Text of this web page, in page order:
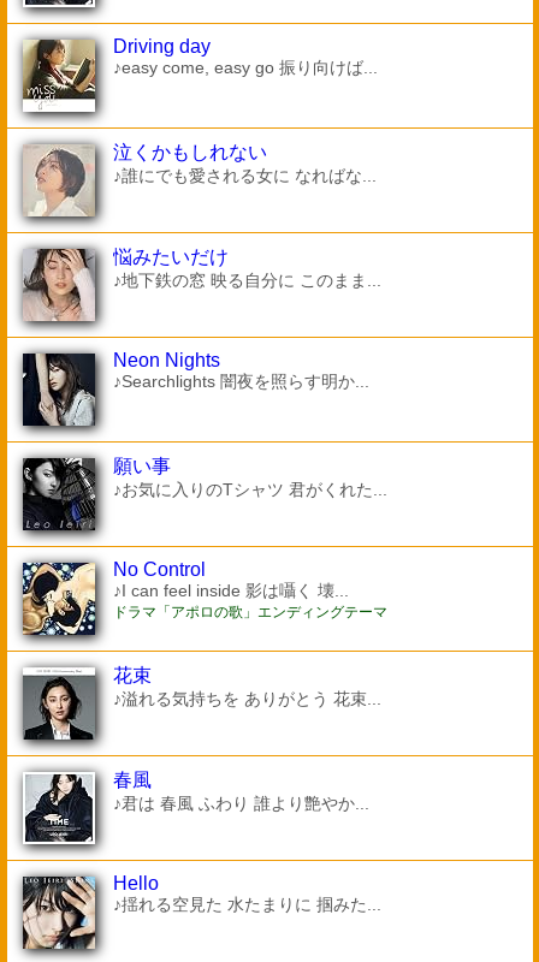
Driving day
♪easy come, easy go 振り向けば...
泣くかもしれない
♪誰にでも愛される女に なればな...
悩みたいだけ
♪地下鉄の窓 映る自分に このまま...
Neon Nights
♪Searchlights 闇夜を照らす明か...
願い事
♪お気に入りのTシャツ 君がくれた...
No Control
♪I can feel inside 影は囁く 壊...
ドラマ「アポロの歌」エンディングテーマ
花束
♪溢れる気持ちを ありがとう 花束...
春風
♪君は 春風 ふわり 誰より艶やか...
Hello
♪揺れる空見た 水たまりに 掴みた...